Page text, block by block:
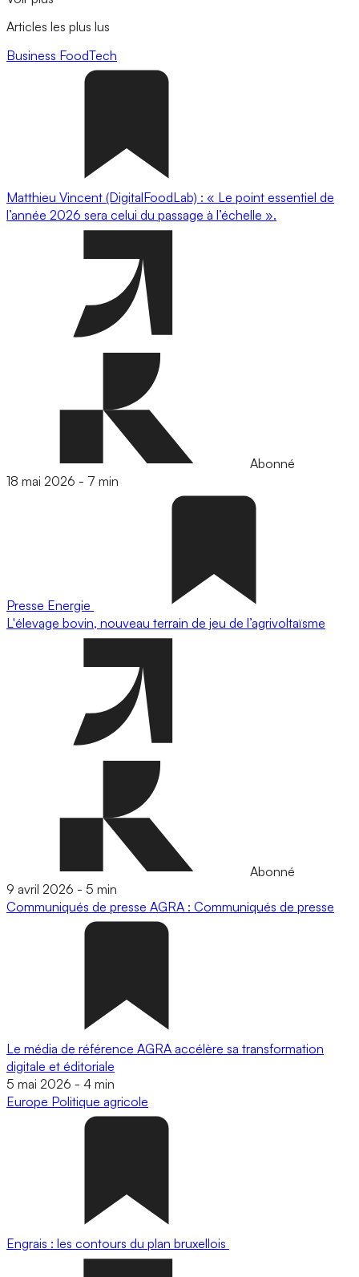
Articles les plus lus
Business FoodTech
Matthieu Vincent (DigitalFoodLab) : « Le point essentiel de
l’année 2026 sera celui du passage à l’échelle ».
Abonné
18 mai 2026 - 7 min
Presse Energie
L'élevage bovin, nouveau terrain de jeu de l’agrivoltaïsme
Abonné
9 avril 2026 - 5 min
Communiqués de presse AGRA : Communiqués de presse
Le média de référence AGRA accélère sa transformation
digitale et éditoriale
5 mai 2026 - 4 min
Europe Politique agricole
Engrais : les contours du plan bruxellois